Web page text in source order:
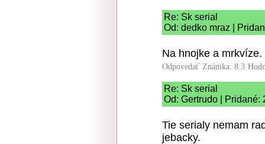
Re: Sk serial
Od: dedko mraz |
Na hnojke a mrkvíze.
Odpovedať Známka: 8.3
Re: Sk serial
Od: Gertrudo | Pridané:
Tie serialy nemam
jebacky.